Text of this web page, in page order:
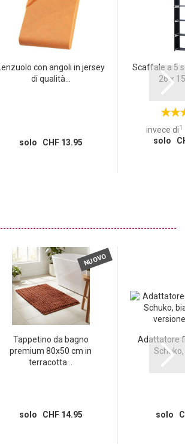
Lenzuolo con angoli in jersey
di qualità...
solo CHF 13.95
Scaffale a 5
26 x
invece di1
solo
NUOVO
Tappetino da bagno
premium 80x50 cm in
terracotta...
solo CHF 14.95
Adattatore
solo